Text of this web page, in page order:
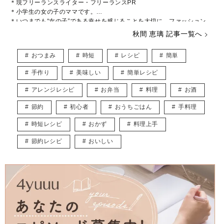
＊現フリーランスライター・フリーランスPR
＊小学生の女の子のママです。
＊いつまでも“女の子”である幸せを感じることを大切に、ファッション
や美容などに関心をもって日々過ごしております♡
インスタグラム* @eriusa0325
https://instagram.com/eriusa0325/
メール* eriusa0325@gmail.com
(コンタクトはインスタグラムのDM、メールアドレスへお願いいたしま
※恐れ入りますが、商品に関してのご質問にはお答えしかねます。
秋間 恵璃 記事一覧へ
おつまみ 時短 レシピ 簡単
手作り 美味しい 簡単レシピ
アレンジレシピ お弁当 料理 お酒
節約 初心者 おうちごはん 手料理
時短レシピ おかず 料理上手
節約レシピ おいしい